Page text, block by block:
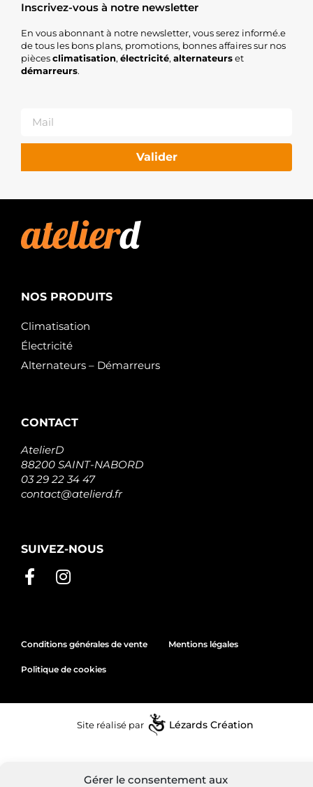
Gérer le consentement aux
Inscrivez-vous à notre newsletter
En vous abonnant à notre newsletter, vous serez informé.e
de tous les bons plans, promotions, bonnes affaires sur nos
piècesclimatisation, électricité, alternateurset
démarreurs.
Valider
NOS PRODUITS
Climatisation
Électricité
Alternateurs – Démarreurs
CONTACT
AtelierD
88200 SAINT-NABORD
03 29 22 34 47
contact@atelierd.fr
SUIVEZ-NOUS
Conditions générales de vente Mentions légales
Politique de cookies
Site réalisé par Lézards Création